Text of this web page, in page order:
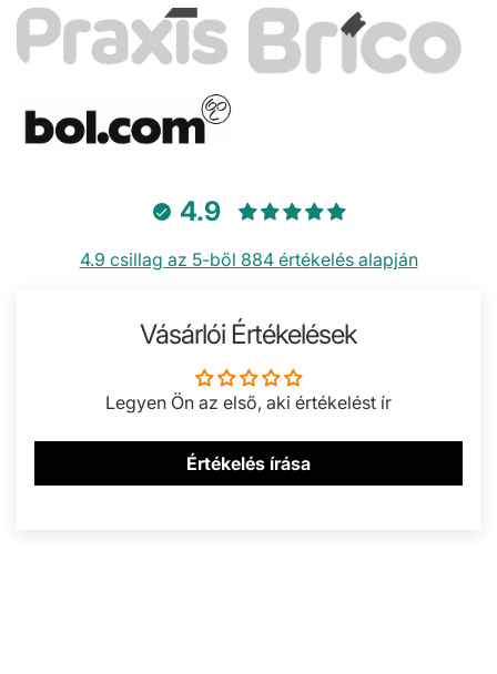
4.9
4.9 csillag az 5-ből 884 értékelés alapján
Vásárlói Értékelések
Legyen Ön az első, aki értékelést ír
Értékelés írása